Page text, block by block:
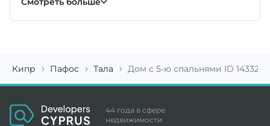
Кипр Пафос Тала Дом с 5-ю спальнями ID 14332
44 года в сфере
недвижимости